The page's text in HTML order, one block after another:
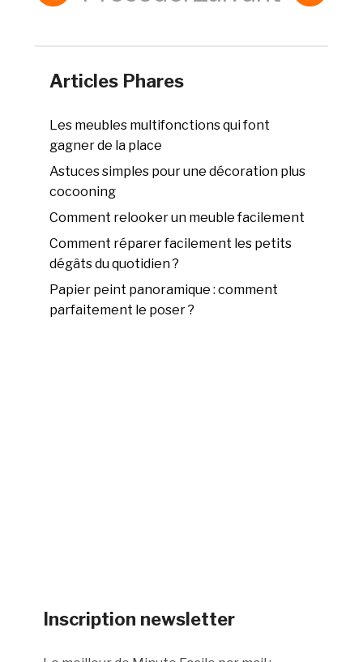
Articles Phares
Les meubles multifonctions qui font
gagner de la place
Astuces simples pour une décoration plus
cocooning
Comment relooker un meuble facilement
Comment réparer facilement les petits
dégâts du quotidien ?
Papier peint panoramique : comment
parfaitement le poser ?
Inscription newsletter